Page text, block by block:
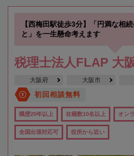
【西梅田駅徒歩3分】「円満な相
と」を一生懸命考えます
税理士法人FLAP 大
大阪府 大阪市
初回相談無料
職歴20年以上 在籍数10名以上 オン
全国出張対応可 役所から近い